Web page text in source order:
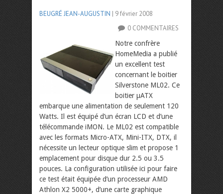
BEUGRÉ JEAN-AUGUSTIN | 9 février 2008
0 COMMENTAIRES
Notre confrère
HomeMedia a publié
un excellent test
concernant le boitier
Silverstone ML02. Ce
boitier µATX
embarque une alimentation de seulement 120
Watts. Il est équipé d’un écran LCD et d’une
télécommande iMON. Le ML02 est compatible
avec les formats Micro-ATX, Mini-ITX, DTX, il
nécessite un lecteur optique slim et propose 1
emplacement pour disque dur 2.5 ou 3.5
pouces. La configuration utilisée ici pour faire
ce test était équipée d’un processeur AMD
Athlon X2 5000+, d’une carte graphique